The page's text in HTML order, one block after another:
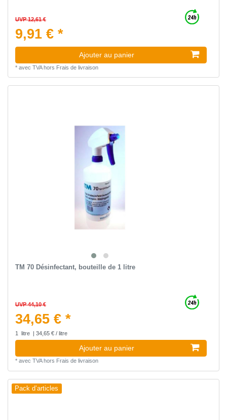
UVP 12,61 €
9,91 € *
Ajouter au panier
* avec TVAhors Frais de livraison
TM 70 Désinfectant, bouteille de 1 litre
UVP 44,10 €
34,65 € *
1 litre | 34,65 € / litre
Ajouter au panier
* avec TVAhors Frais de livraison
Pack d’articles